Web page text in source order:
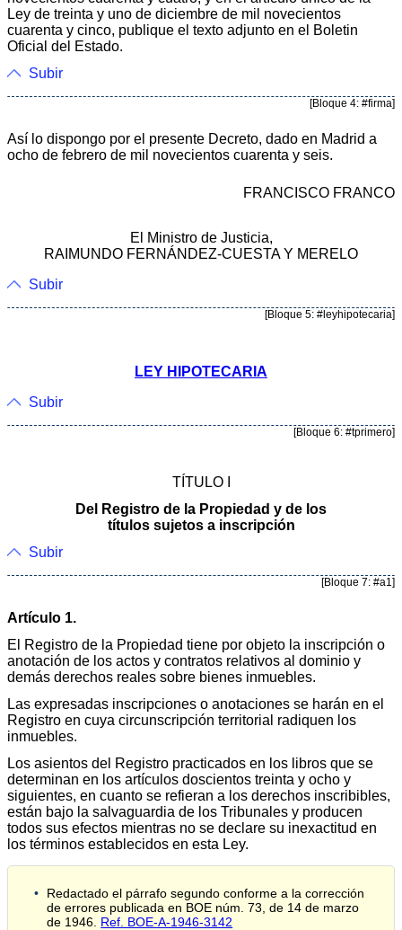
Ley de treinta y uno de diciembre de mil novecientos
cuarenta y cinco, publique el texto adjunto en el Boletin
Oficial del Estado.
Subir
[Bloque 4: #firma]
Así lo dispongo por el presente Decreto, dado en Madrid a
ocho de febrero de mil novecientos cuarenta y seis.
FRANCISCO FRANCO
El Ministro de Justicia,
RAIMUNDO FERNÁNDEZ-CUESTA Y MERELO
Subir
[Bloque 5: #leyhipotecaria]
LEY HIPOTECARIA
Subir
[Bloque 6: #tprimero]
TÍTULO I
Del Registro de la Propiedad y de los
títulos sujetos a inscripción
Subir
[Bloque 7: #a1]
Artículo 1.
El Registro de la Propiedad tiene por objeto la inscripción o
anotación de los actos y contratos relativos al dominio y
demás derechos reales sobre bienes inmuebles.
Las expresadas inscripciones o anotaciones se harán en el
Registro en cuya circunscripción territorial radiquen los
inmuebles.
Los asientos del Registro practicados en los libros que se
determinan en los artículos doscientos treinta y ocho y
siguientes, en cuanto se refieran a los derechos inscribibles,
están bajo la salvaguardia de los Tribunales y producen
todos sus efectos mientras no se declare su inexactitud en
los términos establecidos en esta Ley.
Redactado el párrafo segundo conforme a la corrección
de errores publicada en BOE núm. 73, de 14 de marzo
de 1946. Ref. BOE-A-1946-3142